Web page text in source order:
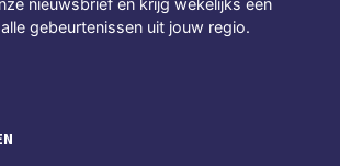
nieuwsbrief en krijg wekelijks een
gebeurtenissen uit jouw regio.